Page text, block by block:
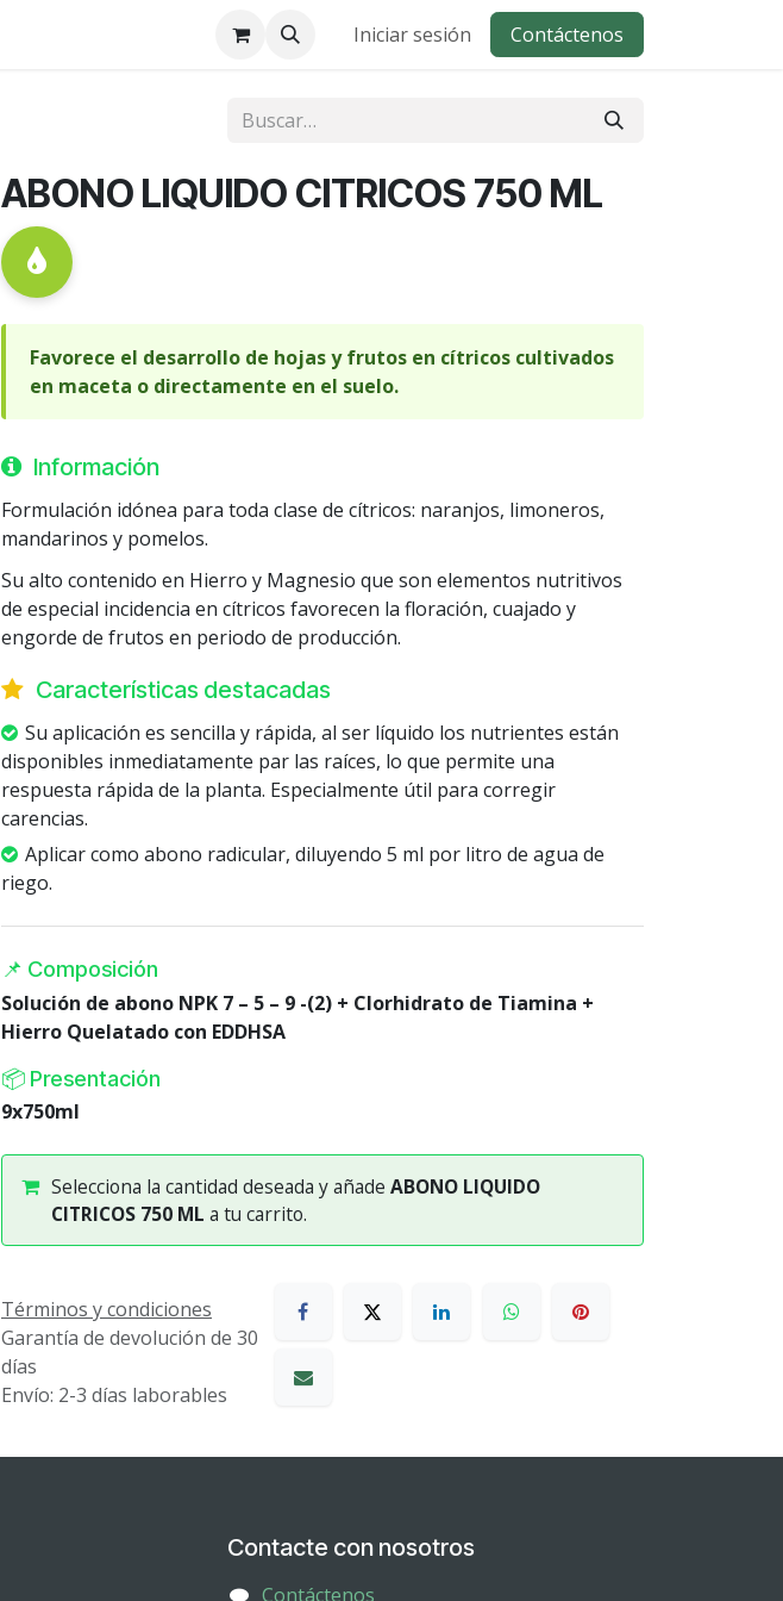
Iniciar sesión Contáctenos
ABONO LIQUIDO CITRICOS 750 ML
Favorece el desarrollo de hojas y frutos en cítricos cultivados
en maceta o directamente en el suelo.
Información
Formulación idónea para toda clase de cítricos: naranjos, limoneros,
mandarinos y pomelos.
Su alto contenido en Hierro y Magnesio que son elementos nutritivos
de especial incidencia en cítricos favorecen la floración, cuajado y
engorde de frutos en periodo de producción.
Características destacadas
Su aplicación es sencilla y rápida, al ser líquido los nutrientes están
disponibles inmediatamente par las raíces, lo que permite una
respuesta rápida de la planta. Especialmente útil para corregir
carencias.
Aplicar como abono radicular, diluyendo 5 ml por litro de agua de
riego.
📌 Composición
Solución de abono NPK 7 – 5 – 9 -(2) + Clorhidrato de Tiamina +
Hierro Quelatado con EDDHSA
📦 Presentación
9x750ml
Selecciona la cantidad deseada y añade ABONO LIQUIDO
CITRICOS 750 ML a tu carrito.
Términos y condiciones
Garantía de devolución de 30
días
Envío: 2-3 días laborables
Contacte con nosotros
Contáctenos